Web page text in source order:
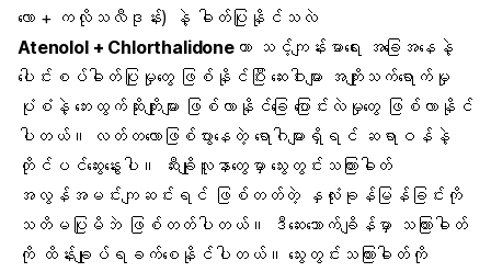
လော + ကလိုသလီဒုန်း) နဲ့ ဓါတ်ပြုနိုင်သလဲ
Atenolol + Chlorthalidone ဟာ သင့်ကျန်းမာရေး အခြေအနေနဲ့
ပေါင်းစပ်ဓါတ်ပြုမှုတွေ ဖြစ်နိုင်ပြီး ဆေးဝါးများ အကျိုးသက်ရောက်မှု
ပုံစံနဲ့ ဘေးထွက်ဆိုးကျိုးများ ဖြစ်လာနိုင်ခြေ ပြောင်းလဲမှုတွေ ဖြစ်လာနိုင်
ပါတယ်။ လတ်တလောဖြစ်ပွားနေတဲ့ ရောဂါများရှိရင် ဆရာဝန်နဲ့
တိုင်ပင်ဆွေးနွေးပါ။ ဆီးချိုလူနာတွေမှာ သွေးတွင်းသကြားဓါတ်
အလွန်အမင်းကျဆင်းရင် ဖြစ်တတ်တဲ့ နှလုံးခုန်မြန်ခြင်းကို
သတိမပြုမိဘဲ ဖြစ်တတ်ပါတယ်။ ဒီဆေးသောက်ချိန်မှာ သကြားဓါတ်
ကို ထိန်းချုပ်ရခက်စေနိုင်ပါတယ်။ သွေးတွင်းသကြားဓါတ်ကို